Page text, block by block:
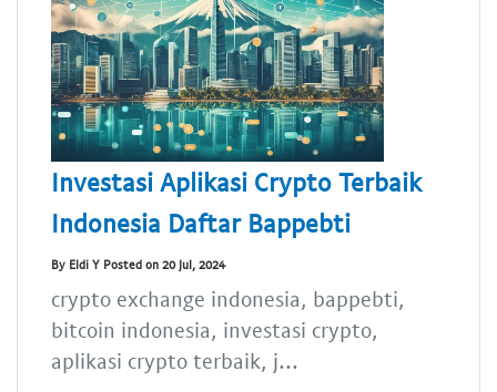
Investasi Aplikasi Crypto Terbaik
Indonesia Daftar Bappebti
By Eldi Y Posted on 20 Jul, 2024
crypto exchange indonesia, bappebti,
bitcoin indonesia, investasi crypto,
aplikasi crypto terbaik, j...